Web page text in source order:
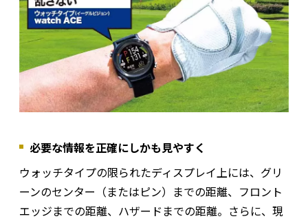
必要な情報を正確にしかも見やすく
ウォッチタイプの限られたディスプレイ上には、グリ
ーンのセンター（またはピン）までの距離、フロント
エッジまでの距離、ハザードまでの距離。さらに、現